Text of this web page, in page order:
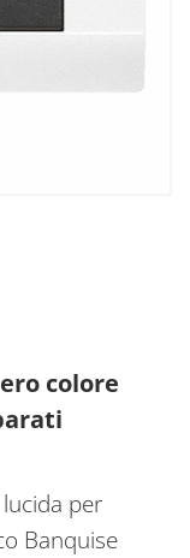
colore
per
Banquise